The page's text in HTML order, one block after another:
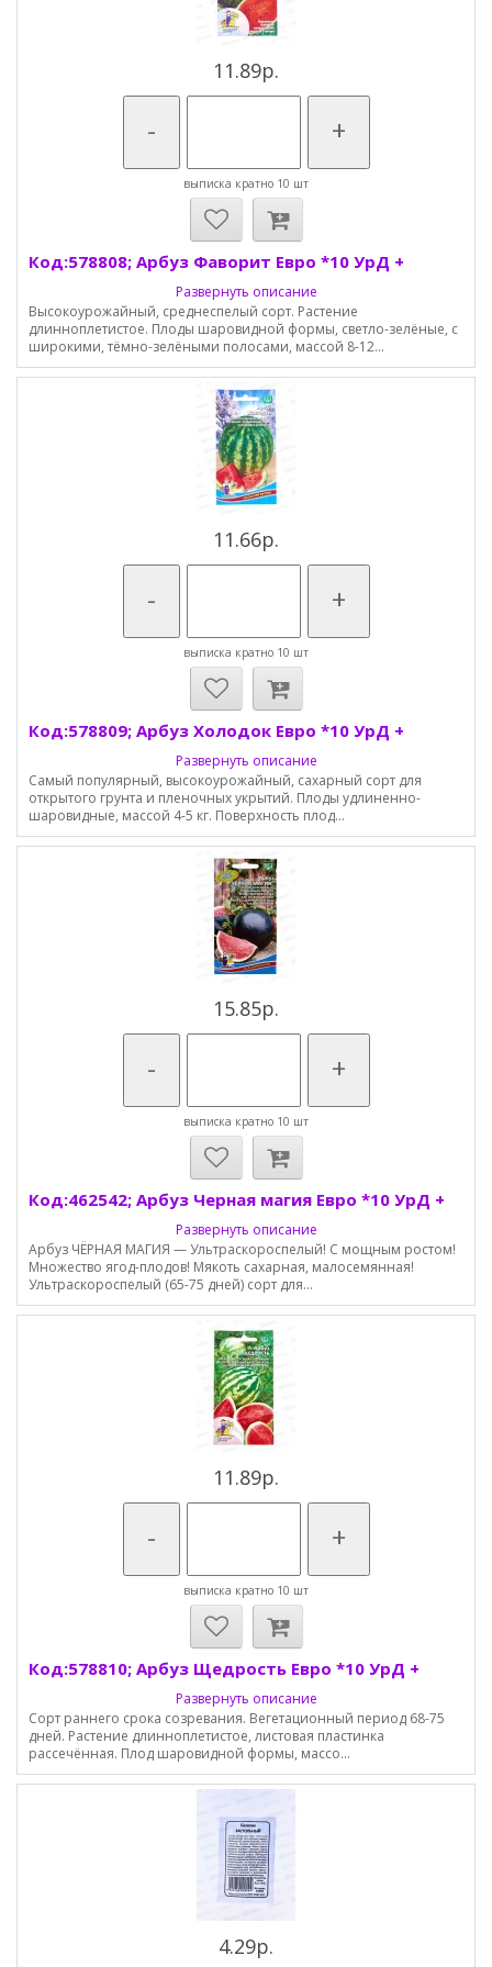
11.89р.
- +
выписка кратно 10 шт
Код:578808; Арбуз Фаворит Евро *10 УрД +
Развернуть описание
Высокоурожайный, среднеспелый сорт. Растение
длинноплетистое. Плоды шаровидной формы, светло-зелёные, с
широкими, тёмно-зелёными полосами, массой 8-12...
11.66р.
- +
выписка кратно 10 шт
Код:578809; Арбуз Холодок Евро *10 УрД +
Развернуть описание
Самый популярный, высокоурожайный, сахарный сорт для
открытого грунта и пленочных укрытий. Плоды удлиненно-
шаровидные, массой 4-5 кг. Поверхность плод...
15.85р.
- +
выписка кратно 10 шт
Код:462542; Арбуз Черная магия Евро *10 УрД +
Развернуть описание
Арбуз ЧЁРНАЯ МАГИЯ — Ультраскороспелый! С мощным ростом!
Множество ягод-плодов! Мякоть сахарная, малосемянная!
Ультраскороспелый (65-75 дней) сорт для...
11.89р.
- +
выписка кратно 10 шт
Код:578810; Арбуз Щедрость Евро *10 УрД +
Развернуть описание
Сорт раннего срока созревания. Вегетационный период 68-75
дней. Растение длинноплетистое, листовая пластинка
рассечённая. Плод шаровидной формы, массо...
4.29р.